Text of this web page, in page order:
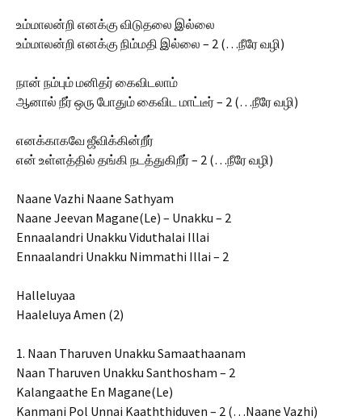
உம்மாலன்றி எனக்கு விடுதலை இல்லை
உம்மாலன்றி எனக்கு நிம்மதி இல்லை – 2 (…நீரே வழி)
நான் நம்பும் மனிதர் கைவிடலாம்
ஆனால் நீர் ஒரு போதும் கைவிட மாட்டீர் – 2 (…நீரே வழி)
எனக்காகவே ஜீவிக்கின்றீர்
என் உள்ளத்தில் தங்கி நடத்துகிறீர் – 2 (…நீரே வழி)
Naane Vazhi Naane Sathyam
Naane Jeevan Magane(Le) – Unakku – 2
Ennaalandri Unakku Viduthalai Illai
Ennaalandri Unakku Nimmathi Illai – 2
Halleluyaa
Haaleluya Amen (2)
1. Naan Tharuven Unakku Samaathaanam
Naan Tharuven Unakku Santhosham – 2
Kalangaathe En Magane(Le)
Kanmani Pol Unnai Kaaththiduven – 2 (…Naane Vazhi)